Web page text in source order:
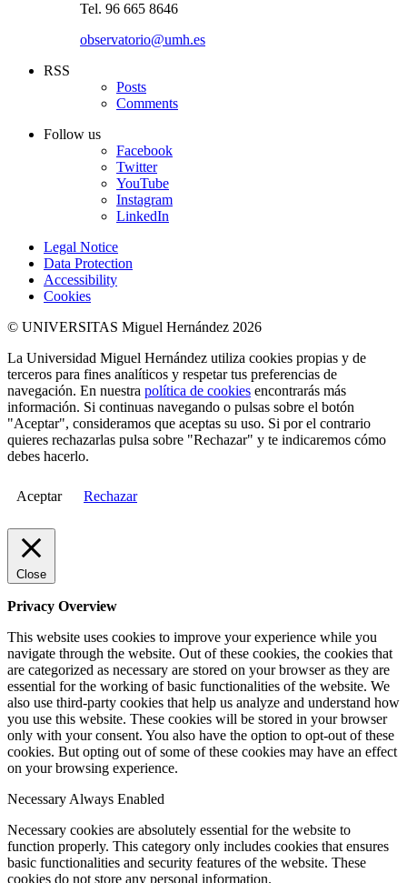
Tel. 96 665 8646
observatorio@umh.es
RSS
Posts
Comments
Follow us
Facebook
Twitter
YouTube
Instagram
LinkedIn
Legal Notice
Data Protection
Accessibility
Cookies
© UNIVERSITAS Miguel Hernández 2026
La Universidad Miguel Hernández utiliza cookies propias y de
terceros para fines analíticos y respetar tus preferencias de
navegación. En nuestra política de cookies encontrarás más
información. Si continuas navegando o pulsas sobre el botón
"Aceptar", consideramos que aceptas su uso. Si por el contrario
quieres rechazarlas pulsa sobre "Rechazar" y te indicaremos cómo
debes hacerlo.
Aceptar Rechazar
Close
Privacy Overview
This website uses cookies to improve your experience while you
navigate through the website. Out of these cookies, the cookies that
are categorized as necessary are stored on your browser as they are
essential for the working of basic functionalities of the website. We
also use third-party cookies that help us analyze and understand how
you use this website. These cookies will be stored in your browser
only with your consent. You also have the option to opt-out of these
cookies. But opting out of some of these cookies may have an effect
on your browsing experience.
Necessary Always Enabled
Necessary cookies are absolutely essential for the website to
function properly. This category only includes cookies that ensures
basic functionalities and security features of the website. These
cookies do not store any personal information.